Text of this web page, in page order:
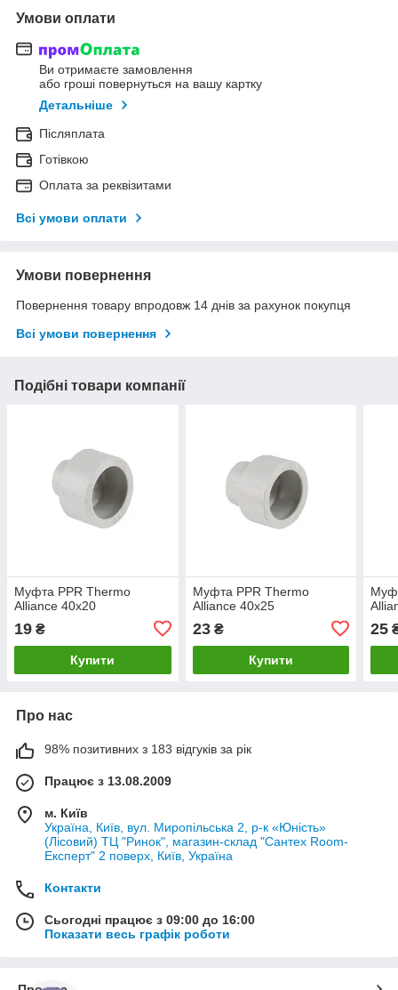
Умови оплати
Ви отримаєте замовлення
або гроші повернуться на вашу картку
Детальніше
Післяплата
Готівкою
Оплата за реквізитами
Всі умови оплати
Умови повернення
Повернення товару впродовж 14 днів за рахунок покупця
Всі умови повернення
Подібні товари компанії
Муфта PPR Thermo
Alliance 40х20
19 ₴
Купити
Муфта PPR Thermo
Alliance 40х25
23₴
Купити
25
Про нас
98% позитивних з 183 відгуків за рік
Працює з 13.08.2009
м. Київ
Україна, Київ, вул. Миропільська 2, р-к «Юність»
(Лісовий) ТЦ "Ринок", магазин-склад "Сантех Room-
Експерт" 2 поверх, Київ, Україна
Контакти
Сьогодні працює з 09:00 до 16:00
Показати весь графік роботи